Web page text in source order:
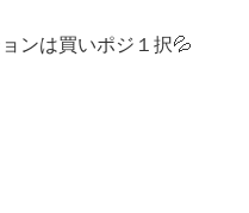
ンは買いポジ１択💦